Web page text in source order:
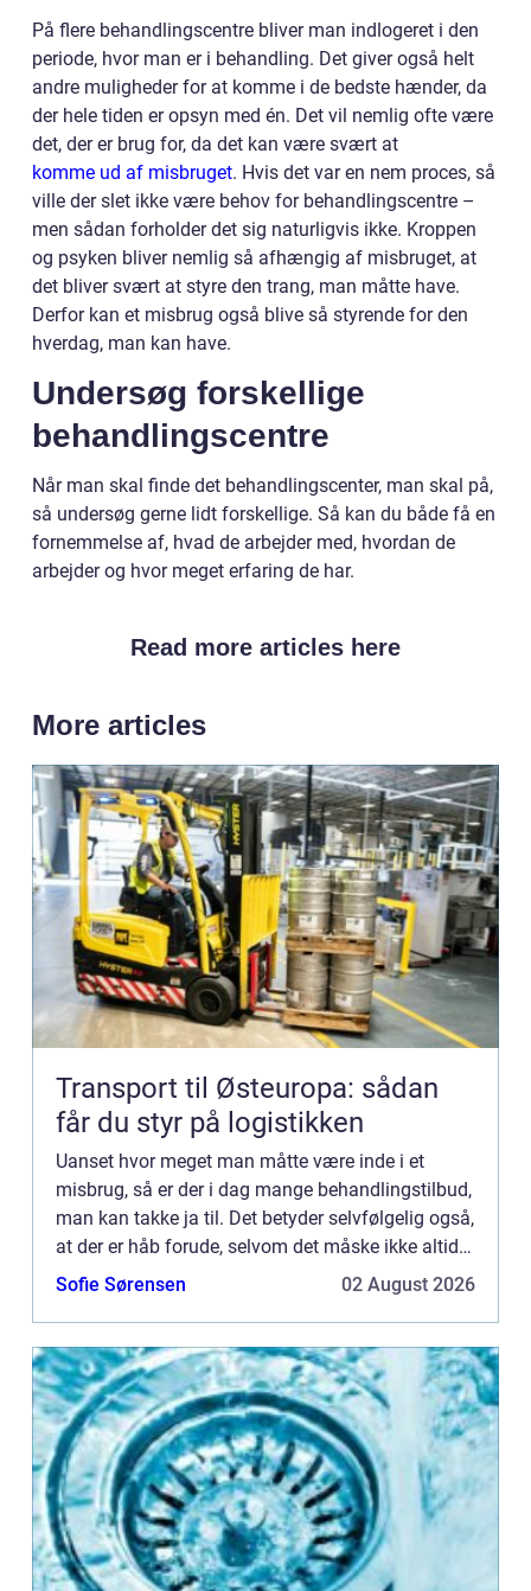
På flere behandlingscentre bliver man indlogeret i den
periode, hvor man er i behandling. Det giver også helt
andre muligheder for at komme i de bedste hænder, da
der hele tiden er opsyn med én. Det vil nemlig ofte være
det, der er brug for, da det kan være svært at
komme ud af misbruget. Hvis det var en nem proces, så
ville der slet ikke være behov for behandlingscentre –
men sådan forholder det sig naturligvis ikke. Kroppen
og psyken bliver nemlig så afhængig af misbruget, at
det bliver svært at styre den trang, man måtte have.
Derfor kan et misbrug også blive så styrende for den
hverdag, man kan have.
Undersøg forskellige
behandlingscentre
Når man skal finde det behandlingscenter, man skal på,
så undersøg gerne lidt forskellige. Så kan du både få en
fornemmelse af, hvad de arbejder med, hvordan de
arbejder og hvor meget erfaring de har.
Read more articles here
More articles
Transport til Østeuropa: sådan
får du styr på logistikken
Uanset hvor meget man måtte være inde i et
misbrug, så er der i dag mange behandlingstilbud,
man kan takke ja til. Det betyder selvfølgelig også,
at der er håb forude, selvom det måske ikke altid
virker sådan, når man står midt i misbruget. Et af
Sofie Sørensen 02 August 2026